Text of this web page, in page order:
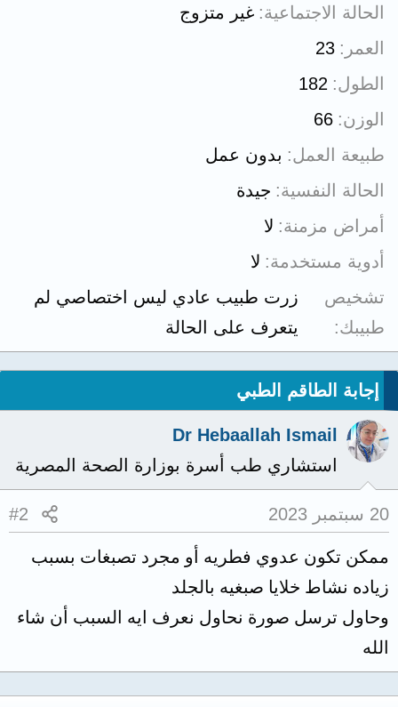
الحالة الاجتماعية غير متزوج
العمر
23
الطول 182
الوزن 66
طبيعة العمل
بدون عمل
الحالة النفسية جيدة
أمراض مزمنة لا
أدوية مستخدمة لا
تشخيص
طبيبك
زرت طبيب عادي ليس اختصاصي لم
يتعرف على الحالة
إجابة الطاقم الطبي
Dr Hebaallah Ismail
استشاري طب أسرة بوزارة الصحة المصرية
20 سبتمبر 2023 #2
ممكن تكون عدوي فطريه أو مجرد تصبغات بسبب
زياده نشاط خلايا صبغيه بالجلد
وحاول ترسل صورة نحاول نعرف ايه السبب أن شاء
الله